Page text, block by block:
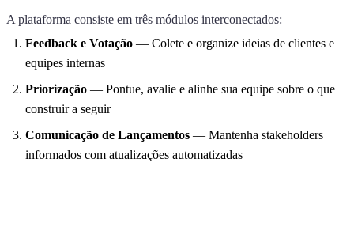
A plataforma consiste em três módulos interconectados:
Feedback e Votação — Colete e organize ideias de clientes e
equipes internas
Priorização — Pontue, avalie e alinhe sua equipe sobre o que
construir a seguir
Comunicação de Lançamentos — Mantenha stakeholders
informados com atualizações automatizadas